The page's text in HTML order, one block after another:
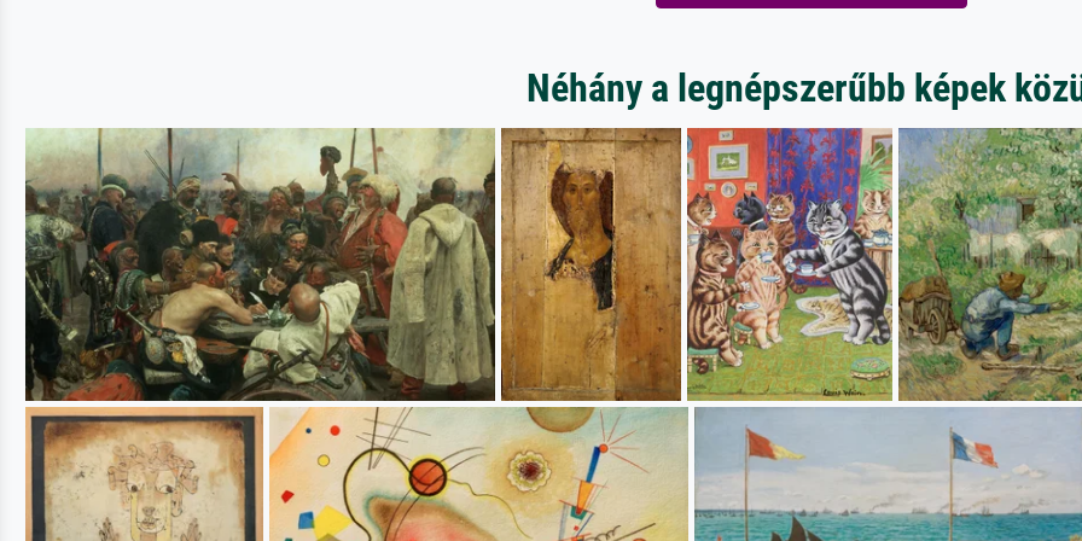
Néhány a legnépszerűbb képek